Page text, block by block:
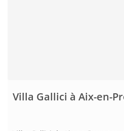
Villa Gallici à Aix-en-